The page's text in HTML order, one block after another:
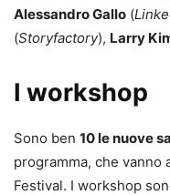
Alessandro Gallo (
(Storyfactory), Larry
I workshop
Sono ben 10 le nuove
programma, che vanno
Festival. I workshop